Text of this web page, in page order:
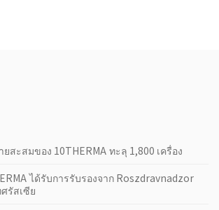
สะสมของ 10THERMA ทะลุ 1,800 เครื่อง
ได้รับการรับรองจาก Roszdravnadzor
รัสเซีย